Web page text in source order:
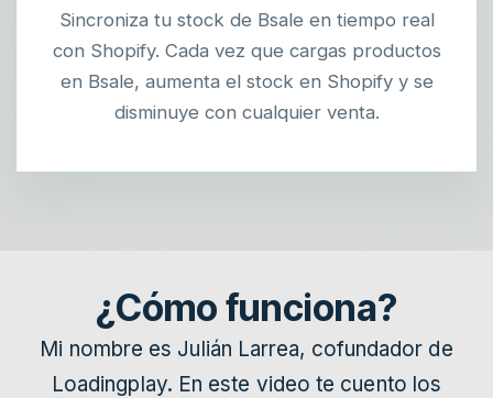
Sincroniza tu stock de Bsale en tiempo real
con Shopify. Cada vez que cargas productos
en Bsale, aumenta el stock en Shopify y se
disminuye con cualquier venta.
¿Cómo funciona?
Mi nombre es Julián Larrea, cofundador de
Loadingplay. En este video te cuento los